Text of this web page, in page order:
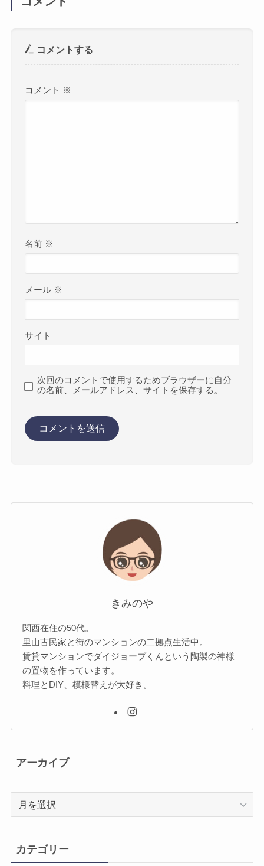
コメントする
コメント ※
名前 ※
メール ※
サイト
次回のコメントで使用するためブラウザーに自分
の名前、メールアドレス、サイトを保存する。
きみのや
関西在住の50代。
里山古民家と街のマンションの二拠点生活中。
賃貸マンションでダイジョーブくんという陶製の神様
の置物を作っています。
料理とDIY、模様替えが大好き。
アーカイブ
ブ
カテゴリー